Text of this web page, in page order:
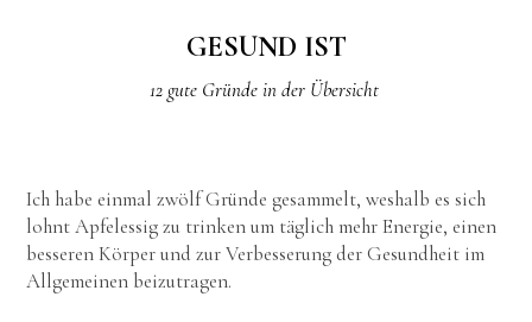
GESUND IST
12 gute Gründe in der Übersicht
Ich habe einmal zwölf Gründe gesammelt, weshalb es sich
lohnt Apfelessig zu trinken um täglich mehr Energie, einen
besseren Körper und zur Verbesserung der Gesundheit im
Allgemeinen beizutragen.